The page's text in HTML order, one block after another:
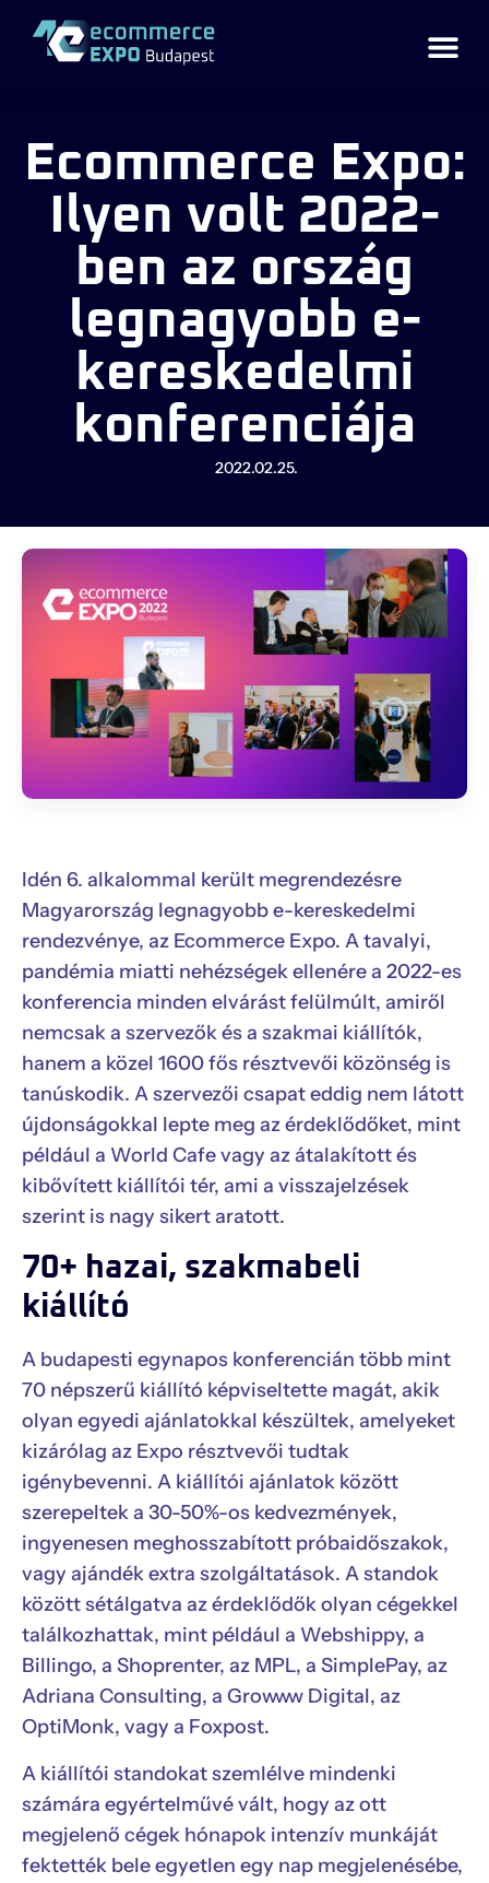
Ecommerce Expo:
Ilyen volt 2022-
ben az ország
legnagyobb e-
kereskedelmi
konferenciája
2022.02.25.
Idén 6. alkalommal került megrendezésre
Magyarország legnagyobb e-kereskedelmi
rendezvénye, az Ecommerce Expo. A tavalyi,
pandémia miatti nehézségek ellenére a 2022-es
konferencia minden elvárást felülmúlt, amiről
nemcsak a szervezők és a szakmai kiállítók,
hanem a közel 1600 fős résztvevői közönség is
tanúskodik. A szervezői csapat eddig nem látott
újdonságokkal lepte meg az érdeklődőket, mint
például a World Cafe vagy az átalakított és
kibővített kiállítói tér, ami a visszajelzések
szerint is nagy sikert aratott.
70+ hazai, szakmabeli
kiállító
A budapesti egynapos konferencián több mint
70 népszerű kiállító képviseltette magát, akik
olyan egyedi ajánlatokkal készültek, amelyeket
kizárólag az Expo résztvevői tudtak
igénybevenni. A kiállítói ajánlatok között
szerepeltek a 30-50%-os kedvezmények,
ingyenesen meghosszabított próbaidőszakok,
vagy ajándék extra szolgáltatások. A standok
között sétálgatva az érdeklődők olyan cégekkel
találkozhattak, mint például a Webshippy, a
Billingo, a Shoprenter, az MPL, a SimplePay, az
Adriana Consulting, a Growww Digital, az
OptiMonk, vagy a Foxpost.
A kiállítói standokat szemlélve mindenki
számára egyértelművé vált, hogy az ott
megjelenő cégek hónapok intenzív munkáját
fektették bele egyetlen egy nap megjelenésébe,